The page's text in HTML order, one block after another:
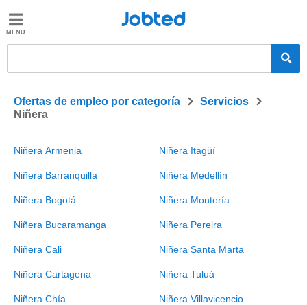
Jobted
de
Jobted
Ofertas de empleo por categoría > Servicios >
Niñera
Niñera Armenia
Niñera Barranquilla
Niñera Bogotá
Niñera Bucaramanga
Niñera Cali
Niñera Cartagena
Niñera Chía
Niñera Itagüí
Niñera Medellín
Niñera Montería
Niñera Pereira
Niñera Santa Marta
Niñera Tuluá
Niñera Villavicencio